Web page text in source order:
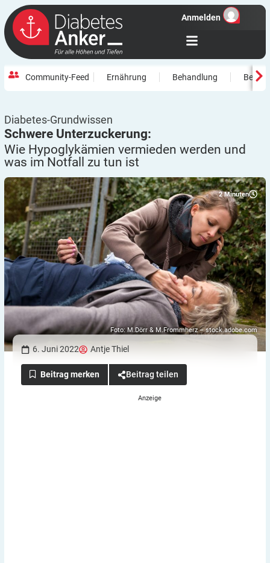
Anmelden
Community-Feed Ernährung Behandlung
Diabetes-Grundwissen
Schwere Unterzuckerung:
Wie Hypoglykämien vermieden werden und
was im Notfall zu tun ist
2 Minuten
Foto: M.Dörr & M.Frommherz – stock.adobe.com
6. Juni 2022 Antje Thiel
Beitrag teilen